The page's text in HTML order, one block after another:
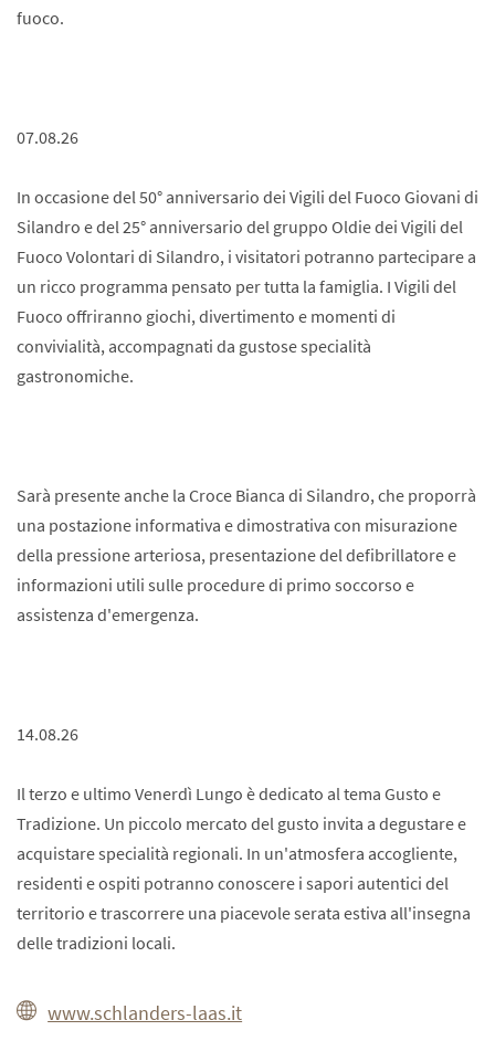
fuoco.
07.08.26
In occasione del 50° anniversario dei Vigili del Fuoco Giovani di
Silandro e del 25° anniversario del gruppo Oldie dei Vigili del
Fuoco Volontari di Silandro, i visitatori potranno partecipare a
un ricco programma pensato per tutta la famiglia. I Vigili del
Fuoco offriranno giochi, divertimento e momenti di
convivialità, accompagnati da gustose specialità
gastronomiche.
Sarà presente anche la Croce Bianca di Silandro, che proporrà
una postazione informativa e dimostrativa con misurazione
della pressione arteriosa, presentazione del defibrillatore e
informazioni utili sulle procedure di primo soccorso e
assistenza d'emergenza.
14.08.26
Il terzo e ultimo Venerdì Lungo è dedicato al tema Gusto e
Tradizione. Un piccolo mercato del gusto invita a degustare e
acquistare specialità regionali. In un'atmosfera accogliente,
residenti e ospiti potranno conoscere i sapori autentici del
territorio e trascorrere una piacevole serata estiva all'insegna
delle tradizioni locali.
www.schlanders-laas.it